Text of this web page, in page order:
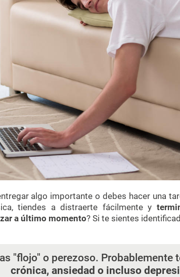
algo importante o debes hacer una
tiendes a distraerte fácilmente y
a último momento? Si te sientes
"flojo" o perezoso. Probablemente
crónica, ansiedad o incluso